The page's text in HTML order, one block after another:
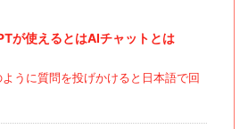
が使えるとはAIチャットとは
うに質問を投げかけると日本語で回